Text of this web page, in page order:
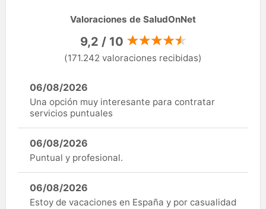
Valoraciones de SaludOnNet
9,2 / 10
(171.242 valoraciones recibidas)
06/08/2026
Una opción muy interesante para contratar
servicios puntuales
06/08/2026
Puntual y profesional.
06/08/2026
Estoy de vacaciones en España y por casualidad